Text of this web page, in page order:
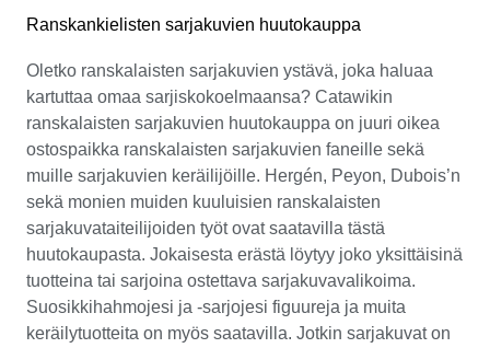
Ranskankielisten sarjakuvien huutokauppa
Oletko ranskalaisten sarjakuvien ystävä, joka haluaa
kartuttaa omaa sarjiskokoelmaansa? Catawikin
ranskalaisten sarjakuvien huutokauppa on juuri oikea
ostospaikka ranskalaisten sarjakuvien faneille sekä
muille sarjakuvien keräilijöille. Hergén, Peyon, Dubois’n
sekä monien muiden kuuluisien ranskalaisten
sarjakuvataiteilijoiden työt ovat saatavilla tästä
huutokaupasta. Jokaisesta erästä löytyy joko yksittäisinä
tuotteina tai sarjoina ostettava sarjakuvavalikoima.
Suosikkihahmojesi ja -sarjojesi figuureja ja muita
keräilytuotteita on myös saatavilla. Jotkin sarjakuvat on